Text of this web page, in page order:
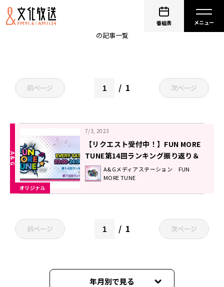
番組表
の記事一覧
前ページ 1 次ページ
オリジナル
7/3, 2023
【リクエスト受付中！】FUN MORE
TUNE第14回ランキング振り返り＆
第15回 注目楽曲紹介
A&Gメディアステーション FUN
MORE TUNE
前ページ 1 次ページ
年月別で見る